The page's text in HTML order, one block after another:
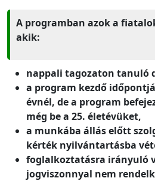
A programban azok a
akik:
nappali tagozaton tanuló
a program kezdő
évnél, de a program
még be a 25. életévüket,
a munkába állás előtt
kérték nyilvántartásba
foglalkoztatásra irányuló
jogviszonnyal nem